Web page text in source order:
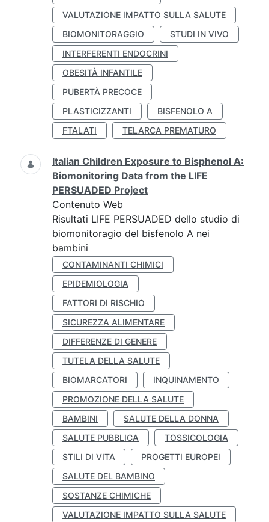
VALUTAZIONE IMPATTO SULLA SALUTE
BIOMONITORAGGIO
STUDI IN VIVO
INTERFERENTI ENDOCRINI
OBESITÀ INFANTILE
PUBERTÀ PRECOCE
PLASTICIZZANTI
BISFENOLO A
FTALATI
TELARCA PREMATURO
Italian Children Exposure to Bisphenol A:
Biomonitoring Data from the LIFE
PERSUADED Project
Contenuto Web
Risultati LIFE PERSUADED dello studio di
biomonitoragio del bisfenolo A nei
bambini
CONTAMINANTI CHIMICI
EPIDEMIOLOGIA
FATTORI DI RISCHIO
SICUREZZA ALIMENTARE
DIFFERENZE DI GENERE
TUTELA DELLA SALUTE
BIOMARCATORI
INQUINAMENTO
PROMOZIONE DELLA SALUTE
BAMBINI
SALUTE DELLA DONNA
SALUTE PUBBLICA
TOSSICOLOGIA
STILI DI VITA
PROGETTI EUROPEI
SALUTE DEL BAMBINO
SOSTANZE CHIMICHE
VALUTAZIONE IMPATTO SULLA SALUTE